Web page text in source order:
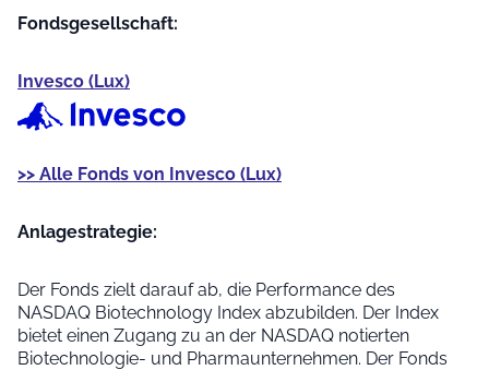
Fondsgesellschaft:
Invesco (Lux)
>> Alle Fonds von Invesco (Lux)
Anlage­strategie:
Der Fonds zielt darauf ab, die Performance des
NASDAQ Biotechnology Index abzubilden. Der Index
bietet einen Zugang zu an der NASDAQ notierten
Biotechnologie- und Pharmaunternehmen. Der Fonds